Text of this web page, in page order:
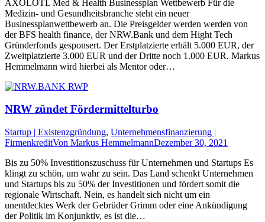
AXOLOTL Med & Health Businessplan Wettbewerb Für die
Medizin- und Gesundheitsbranche steht ein neuer
Businessplanwettbewerb an. Die Preisgelder werden werden von
der BFS health finance, der NRW.Bank und dem Hight Tech
Gründerfonds gesponsert. Der Erstplatzierte erhält 5.000 EUR, der
Zweitplatzierte 3.000 EUR und der Dritte noch 1.000 EUR. Markus
Hemmelmann wird hierbei als Mentor oder…
NRW zündet Fördermittelturbo
Startup | Existenzgründung, Unternehmensfinanzierung |
FirmenkreditVon Markus HemmelmannDezember 30, 2021
Bis zu 50% Investitionszuschuss für Unternehmen und Startups Es
klingt zu schön, um wahr zu sein. Das Land schenkt Unternehmen
und Startups bis zu 50% der Investitionen und fördert somit die
regionale Wirtschaft. Nein, es handelt sich nicht um ein
unentdecktes Werk der Gebrüder Grimm oder eine Ankündigung
der Politik im Konjunktiv, es ist die…